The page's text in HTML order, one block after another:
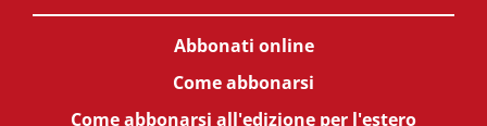
Abbonati online
Come abbonarsi
Come abbonarsi all'edizione per l'estero